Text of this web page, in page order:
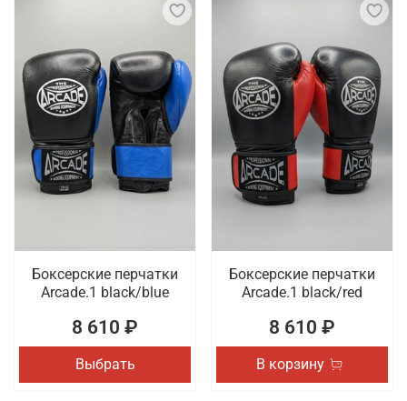
Боксерские перчатки
Arcade.1 black/blue
8 610 ₽
Выбрать
Боксерские перчатки
Arcade.1 black/red
8 610 ₽
В корзину